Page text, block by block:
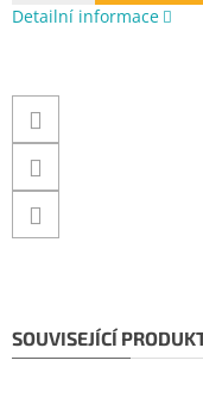
Detailní informace
SOUVISEJÍCÍ